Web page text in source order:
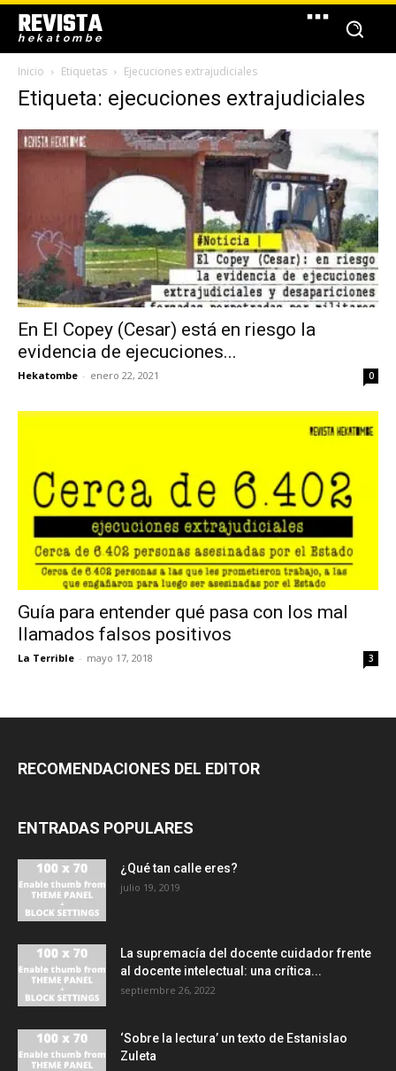
REVISTA
hekatombe
Inicio Etiquetas Ejecuciones extrajudiciales
Etiqueta: ejecuciones extrajudiciales
En El Copey (Cesar) está en riesgo la
evidencia de ejecuciones...
Hekatombe - enero 22, 2021 0
Guía para entender qué pasa con los mal
llamados falsos positivos
La Terrible - mayo 17, 2018 3
RECOMENDACIONES DEL EDITOR
ENTRADAS POPULARES
¿Qué tan calle eres?
julio 19, 2019
La supremacía del docente cuidador frente
al docente intelectual: una crítica...
septiembre 26, 2022
‘Sobre la lectura’ un texto de Estanislao
Zuleta